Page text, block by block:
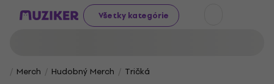
Všetky kategórie
Merch Hudobný Merch Tričká